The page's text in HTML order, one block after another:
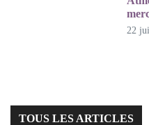
22
TOUS LES ARTICLES